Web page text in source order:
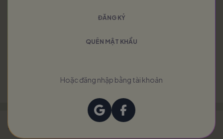
Askonomy - Nâng cao
ĐĂNG KÝ
QUÊN MẬT KHẨU
Hoặc đăng nhập bằng tài khoản